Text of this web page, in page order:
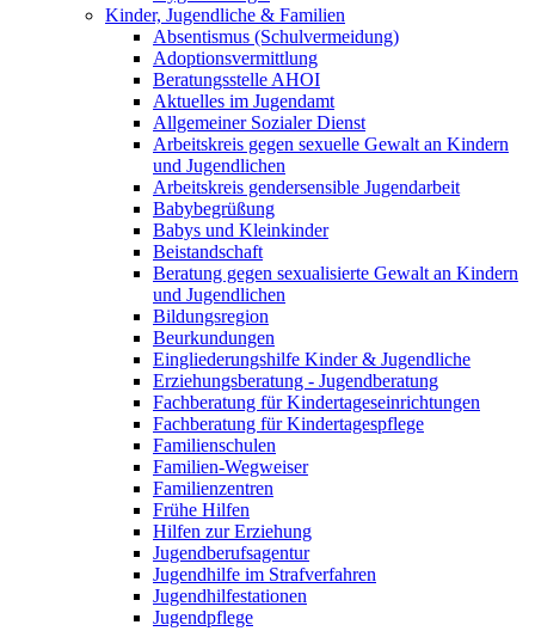
Kinder, Jugendliche & Familien
Absentismus (Schulvermeidung)
Adoptionsvermittlung
Beratungsstelle AHOI
Aktuelles im Jugendamt
Allgemeiner Sozialer Dienst
Arbeitskreis gegen sexuelle Gewalt an Kindern
und Jugendlichen
Arbeitskreis gendersensible Jugendarbeit
Babybegrüßung
Babys und Kleinkinder
Beistandschaft
Beratung gegen sexualisierte Gewalt an Kindern
und Jugendlichen
Bildungsregion
Beurkundungen
Eingliederungshilfe Kinder & Jugendliche
Erziehungsberatung - Jugendberatung
Fachberatung für Kindertageseinrichtungen
Fachberatung für Kindertagespflege
Familienschulen
Familien-Wegweiser
Familienzentren
Frühe Hilfen
Hilfen zur Erziehung
Jugendberufsagentur
Jugendhilfe im Strafverfahren
Jugendhilfestationen
Jugendpflege